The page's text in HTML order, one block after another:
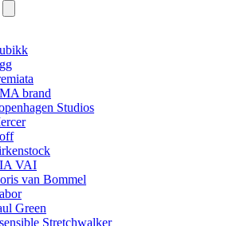
brand
Studios
VAI
van Bommel
Green
Stretchwalker